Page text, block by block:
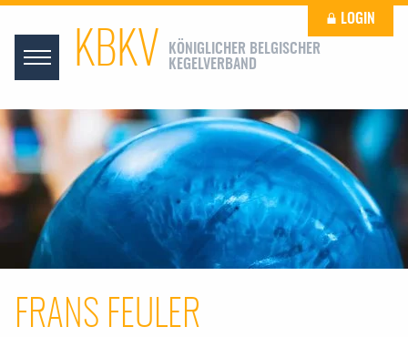
KBKV
KÖNIGLICHER BELGISCHER
KEGELVERBAND
LOGIN
FRANS FEULER